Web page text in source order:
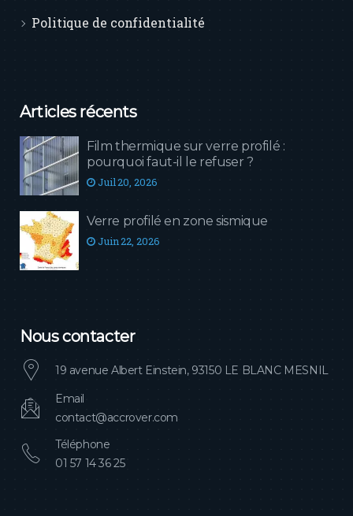
Politique de confidentialité
Articles récents
Film thermique sur verre profilé :
pourquoi faut-il le refuser ?
Juil 20, 2026
Verre profilé en zone sismique
Juin 22, 2026
Nous contacter
19 avenue Albert Einstein, 93150 LE BLANC MESNIL
Email
contact@accrover.com
Téléphone
01 57 14 36 25